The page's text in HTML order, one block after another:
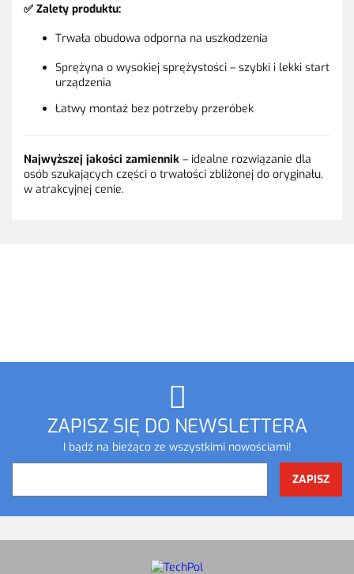
✅ Zalety produktu:
Trwała obudowa odporna na uszkodzenia
Sprężyna o wysokiej sprężystości – szybki i lekki start
urządzenia
Łatwy montaż bez potrzeby przeróbek
Najwyższej jakości zamiennik – idealne rozwiązanie dla
osób szukających części o trwałości zbliżonej do oryginału,
w atrakcyjnej cenie.
ZAPISZ SIĘ DO NEWSLETTERA
I bądź na bieżąco ze wszystkimi nowościami!